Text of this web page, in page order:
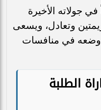
جولاته الأخيرة
وتعادل، ويسعى
وضعه في منافسات
الطلبة